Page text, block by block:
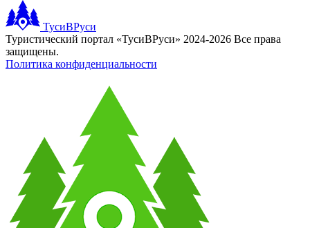
ТусиВРуси
Туристический портал «ТусиВРуси» 2024-2026 Все права
защищены.
Политика конфиденциальности